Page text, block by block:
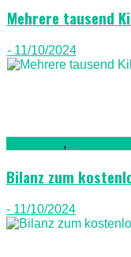
Mehrere tausend
- 11/10/2024
,
Bilanz zum
- 11/10/2024